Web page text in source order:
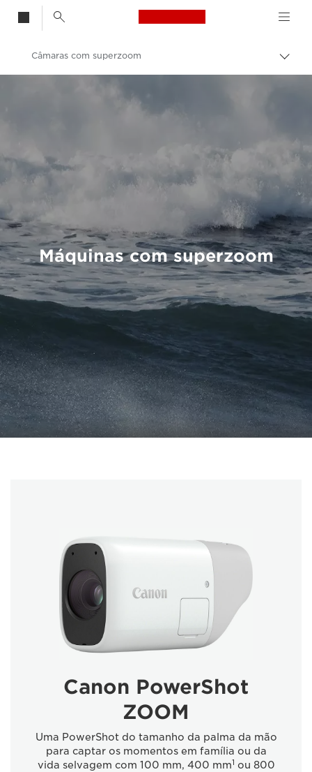
Canon Logo, back
entre
Câmaras com superzoom
Máquinas com superzoom
Canon PowerShot
ZOOM
Uma PowerShot do tamanho da palma da mão
para captar os momentos em família ou da
vida selvagem com 100 mm, 400 mm1 ou 800